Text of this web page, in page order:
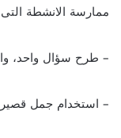
ممارسة الانشطة التى
– طرح سؤال واحد،
– استخدام جمل